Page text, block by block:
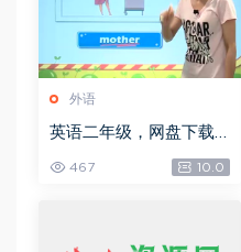
外语
英语二年级，网盘下载
467 10.0